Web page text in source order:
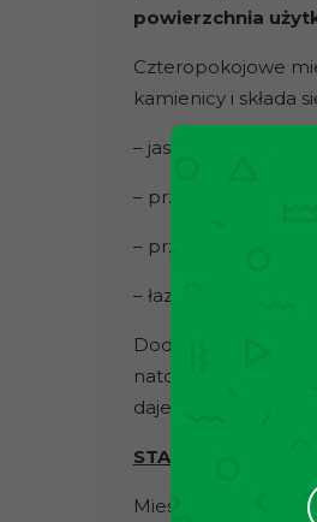
powierzchnia
Czteropokojowe
kamienicy i składa
– jasnego pokoju
– przestronnej
– przedpokoju
– łazienki
Dodatkowym
natomiast
daje możliwość
STAN
Mieszkanie posiada